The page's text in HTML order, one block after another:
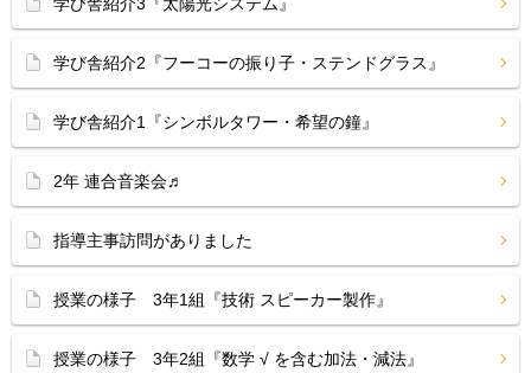
学び舎紹介2『フーコーの振り子・ステンドグラス』
学び舎紹介1『シンボルタワー・希望の鐘』
2年 連合音楽会♬
指導主事訪問がありました
授業の様子 3年1組『技術 スピーカー製作』
授業の様子 3年2組『数学 √ を含む加法・減法』